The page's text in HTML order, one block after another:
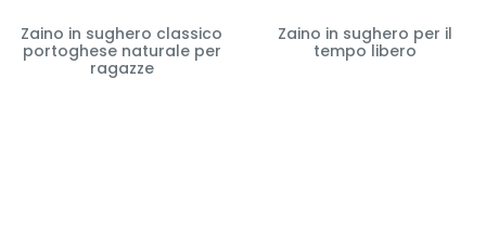
Zaino in sughero classico
portoghese naturale per
ragazze
Zaino in sughero per il
tempo libero